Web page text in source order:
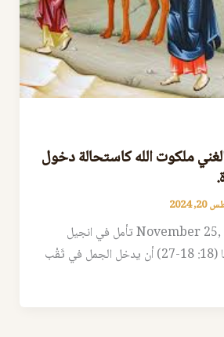
ملكوت الله كاستحالة دخول
2024
November 25, 2018, 12:59 pm تأمل في انجيل
الانجيلي والبشيرلوقا (18: 18-27) أن يدخل الجمل في ثَقْب